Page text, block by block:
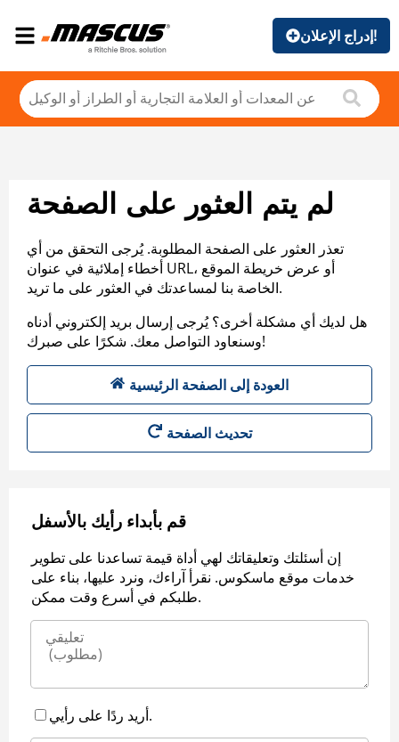
إدراج الإعلان!
لم يتم العثور على الصفحة
تعذر العثور على الصفحة المطلوبة. يُرجى التحقق من أي
أخطاء إملائية في عنوان URL، أو عرض خريطة الموقع
الخاصة بنا لمساعدتك في العثور على ما تريد.
هل لديك أي مشكلة أخرى؟ يُرجى إرسال بريد إلكتروني أدناه
وسنعاود التواصل معك. شكرًا على صبرك!
العودة إلى الصفحة الرئيسية
تحديث الصفحة
قم بأبداء رأيك بالأسفل
إن أسئلتك وتعليقاتك لهي أداة قيمة تساعدنا على تطوير
خدمات موقع ماسكوس. نقرأ آراءك، ونرد عليها، بناء على
طلبكم في أسرع وقت ممكن.
أريد ردًا على رأيي.